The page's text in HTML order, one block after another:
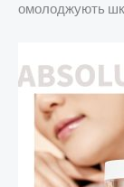
омолоджують